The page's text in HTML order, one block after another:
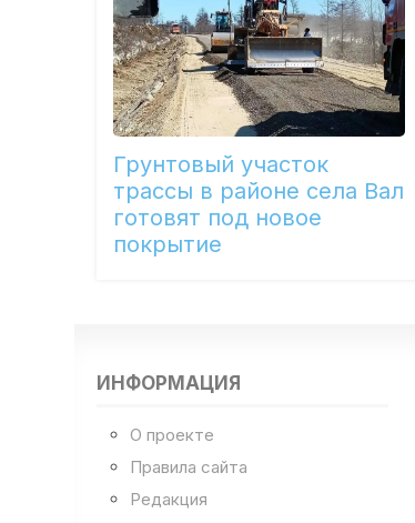
Грунтовый участок
трассы в районе села Вал
готовят под новое
покрытие
ИНФОРМАЦИЯ
О проекте
Правила сайта
Редакция